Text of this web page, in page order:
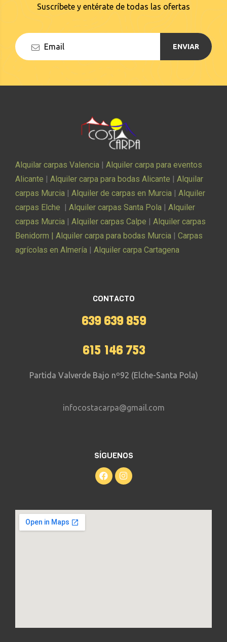
Suscríbete y entérate de todas las ofertas
ENVIAR
Alquilar carpas Valencia | Alquiler carpa para eventos
Alicante | Alquiler carpa para bodas Alicante | Alquilar
carpas Murcia | Alquiler de carpas en Murcia | Alquiler
carpas Elche | Alquiler carpas Santa Pola | Alquiler
carpas Murcia | Alquiler carpas Calpe | Alquiler carpas
Benidorm | Alquiler carpa para bodas Murcia | Carpas
agrícolas en Almería | Alquiler carpa Cartagena
CONTACTO
639 639 859
615 146 753
Partida Valverde Bajo nº92 (Elche-Santa Pola)
infocostacarpa@gmail.com
SÍGUENOS